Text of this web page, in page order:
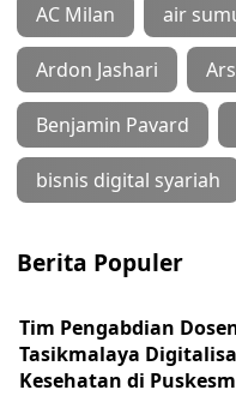
AC Milan air
Ardon Jashari
Benjamin Pavard
bisnis digital syariah
Berita Populer
Tim Pengabdian
Tasikmalaya
Kesehatan di